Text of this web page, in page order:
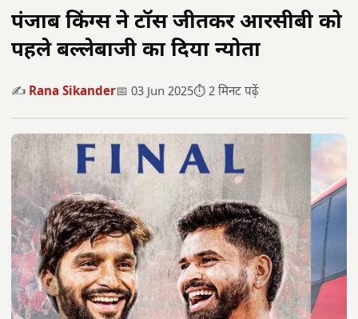
पंजाब किंग्स ने टॉस जीतकर आरसीबी को
पहले बल्लेबाजी का दिया न्योता
✍️ Rana Sikander📅 03 Jun 2025⏱️ 2 मिनट पढ़ें